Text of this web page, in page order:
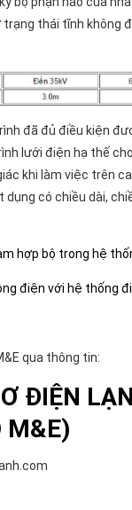
trạng thái tĩnh không
đã đủ điều kiện
lưới điện hạ thế
khi làm việc trên
có chiều dài,
hợp bộ trong hệ
điện với hệ thống
qua thông tin:
ĐIỆN
M&E)